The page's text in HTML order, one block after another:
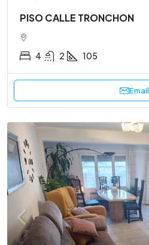
PISO CALLE TRONCHON
4 2 105
Email